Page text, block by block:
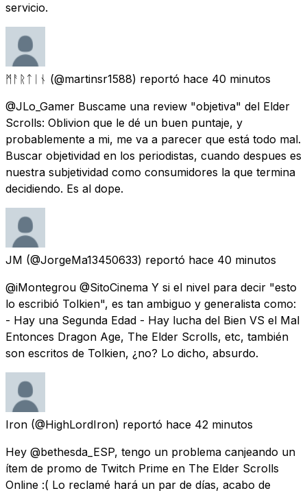
servicio.
ᛗᚨᚱᛏᛁᚾ (@martinsr1588) reportó hace 40 minutos
@JLo_Gamer Buscame una review "objetiva" del Elder
Scrolls: Oblivion que le dé un buen puntaje, y
probablemente a mi, me va a parecer que está todo mal.
Buscar objetividad en los periodistas, cuando despues es
nuestra subjetividad como consumidores la que termina
decidiendo. Es al dope.
JM (@JorgeMa13450633) reportó hace 40 minutos
@iMontegrou @SitoCinema Y si el nivel para decir "esto
lo escribió Tolkien", es tan ambiguo y generalista como:
- Hay una Segunda Edad - Hay lucha del Bien VS el Mal
Entonces Dragon Age, The Elder Scrolls, etc, también
son escritos de Tolkien, ¿no? Lo dicho, absurdo.
Iron (@HighLordIron) reportó hace 42 minutos
Hey @bethesda_ESP, tengo un problema canjeando un
ítem de promo de Twitch Prime en The Elder Scrolls
Online :( Lo reclamé hará un par de días, acabo de